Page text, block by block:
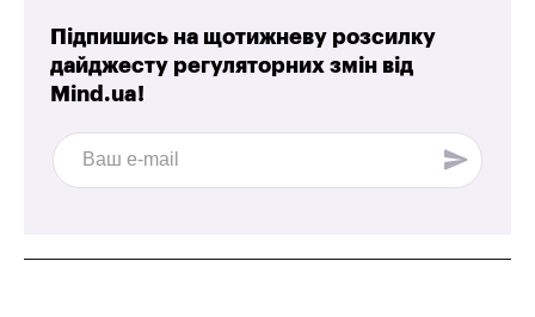
Підпишись на щотижневу розсилку
дайджесту регуляторних змін від
Mind.ua!